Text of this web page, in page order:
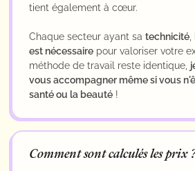
tient également à cœur.
Chaque secteur ayant sa technicité
est nécessaire pour valoriser votre
méthode de travail reste identique,
vous accompagner même si vous
santé ou la beauté !
Comment sont calculés les prix